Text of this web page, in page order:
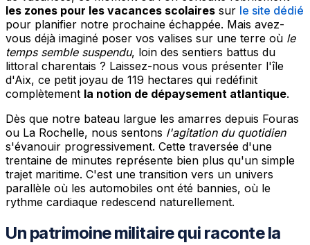
les zones pour les vacances scolaires sur le site dédié
pour planifier notre prochaine échappée. Mais avez-
vous déjà imaginé poser vos valises sur une terre où le
temps semble suspendu, loin des sentiers battus du
littoral charentais ? Laissez-nous vous présenter l'île
d'Aix, ce petit joyau de 119 hectares qui redéfinit
complètement la notion de dépaysement atlantique.
Dès que notre bateau largue les amarres depuis Fouras
ou La Rochelle, nous sentons l'agitation du quotidien
s'évanouir progressivement. Cette traversée d'une
trentaine de minutes représente bien plus qu'un simple
trajet maritime. C'est une transition vers un univers
parallèle où les automobiles ont été bannies, où le
rythme cardiaque redescend naturellement.
Un patrimoine militaire qui raconte la